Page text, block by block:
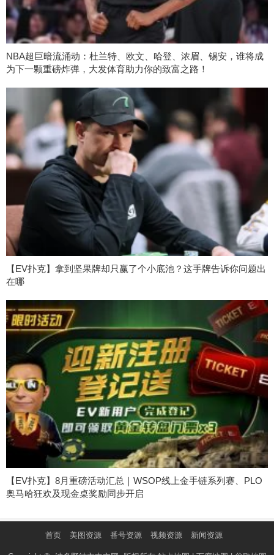
NBA超巨暗流涌动：杜兰特、欧文、哈登、浓眉、锡安，谁将成
为下一颗重磅炸弹，大发体育助力你的致富之路！
【EV扑克】拿到坚果牌却只赢了个小底池？这手牌告诉你问题出
在哪
【EV扑克】8月重磅活动汇总｜WSOP线上金手链系列赛、PLO
奥马哈狂欢及现金桌奖励同步开启
首页 美图资源 番号资源 视频资源 新闻资源